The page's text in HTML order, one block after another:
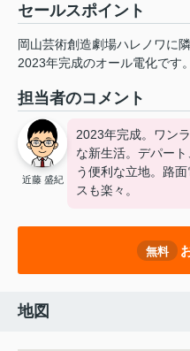
セールスポイント
岡山芸術創造劇場ハレノワに
2023年完成のオール電化です。
担当者のコメント
近藤 盛紀
2023年完成。ワン
な新生活。デパー
う便利な立地。路
スも楽々。
無料
地図